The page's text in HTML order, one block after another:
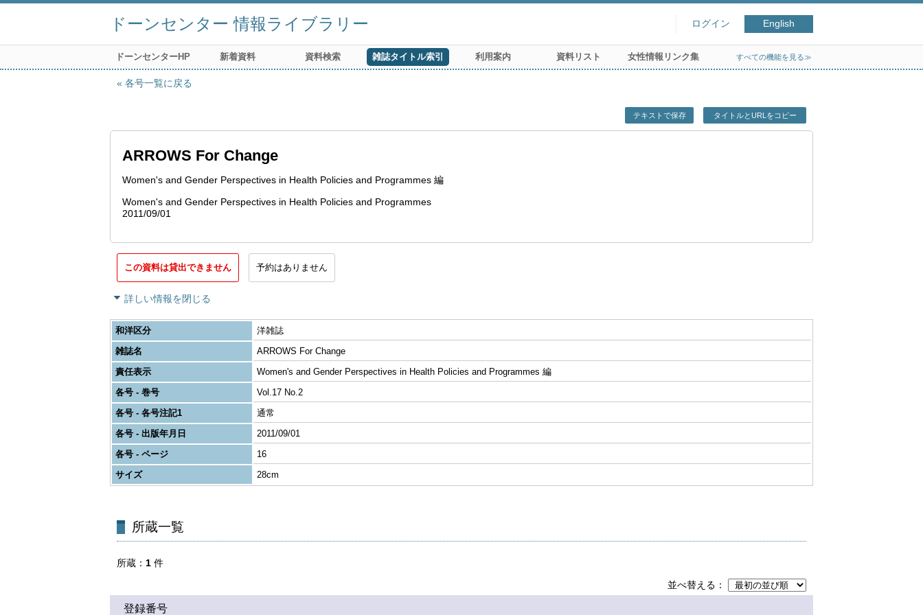
ドーンセンター 情報ライブラリー ログイン English
ドーンセンターHP 新着資料 資料検索 雑誌タイトル索引 利用案内 資料リスト 女性情報リンク集 すべての機能を見る≫
各号一覧に戻る
テキストで保存 タイトルとURLをコピー
ARROWS For Change
Women's and Gender Perspectives in Health Policies and Programmes 編
Women's and Gender Perspectives in Health Policies and Programmes
2011/09/01
この資料は貸出できません 予約はありません
詳しい情報を閉じる
和洋区分
洋雑誌
雑誌名
ARROWS For Change
責任表示
Women's and Gender Perspectives in Health Policies and Programmes 編
各号 - 巻号
Vol.17 No.2
各号 - 各号注記1
通常
各号 - 出版年月日
2011/09/01
各号 - ページ
16
サイズ
28cm
所蔵一覧
所蔵 1 件
並べ替える
登録番号